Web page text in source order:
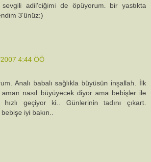
adil'ciğimi de öpüyorum. bir yastıkta
3'ünüz:)
4:44 ÖÖ
Analı babalı sağlıkla büyüsün inşallah. İlk
nasıl büyüyecek diyor ama bebişler ile
geçiyor ki.. Günlerinin tadını çıkart.
iyi bakın..